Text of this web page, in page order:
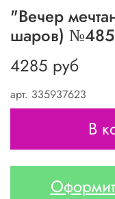
арт. 335937623
"Вечер
шаров)
4285 руб
В